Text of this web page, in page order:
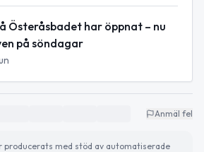
Österåsbadet har öppnat – nu
på söndagar
Anmäl fel
producerats med stöd av automatiserade